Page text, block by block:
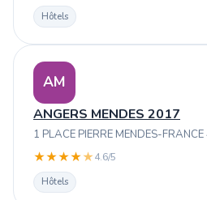
Hôtels
AM
ANGERS MENDES 2017
1 PLACE PIERRE MENDES-
★★★★★4.6/5
Hôtels